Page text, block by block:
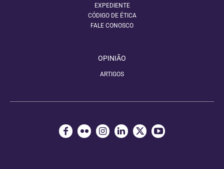
EXPEDIENTE
CÓDIGO DE ÉTICA
FALE CONOSCO
OPINIÃO
ARTIGOS